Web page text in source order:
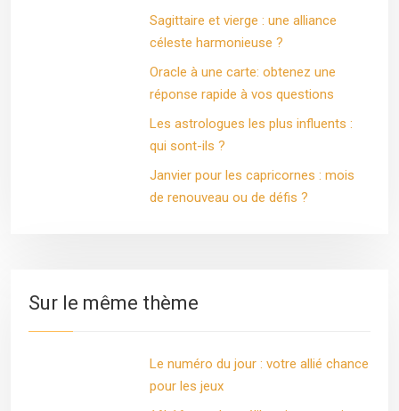
Sagittaire et vierge : une alliance
céleste harmonieuse ?
Oracle à une carte: obtenez une
réponse rapide à vos questions
Les astrologues les plus influents :
qui sont-ils ?
Janvier pour les capricornes : mois
de renouveau ou de défis ?
Sur le même thème
Le numéro du jour : votre allié chance
pour les jeux